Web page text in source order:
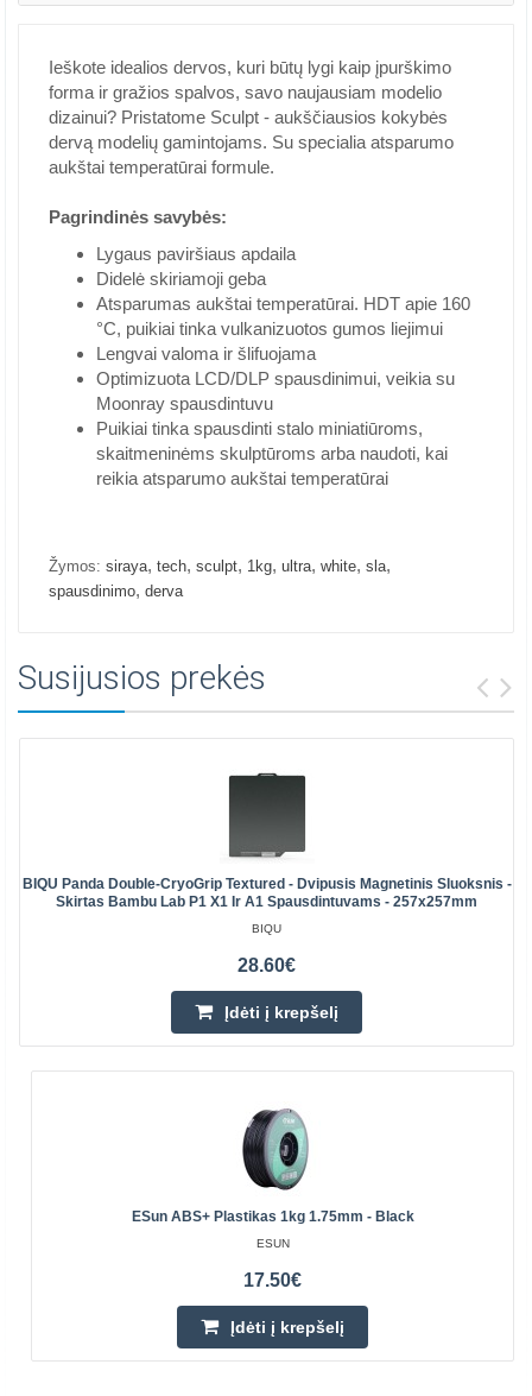
Ieškote idealios dervos, kuri būtų lygi kaip įpurškimo
forma ir gražios spalvos, savo naujausiam modelio
dizainui? Pristatome Sculpt - aukščiausios kokybės
dervą modelių gamintojams. Su specialia atsparumo
aukštai temperatūrai formule.
Pagrindinės savybės:
Lygaus paviršiaus apdaila
Didelė skiriamoji geba
Atsparumas aukštai temperatūrai. HDT apie 160
°C, puikiai tinka vulkanizuotos gumos liejimui
Lengvai valoma ir šlifuojama
Optimizuota LCD/DLP spausdinimui, veikia su
Moonray spausdintuvu
Puikiai tinka spausdinti stalo miniatiūroms,
skaitmeninėms skulptūroms arba naudoti, kai
reikia atsparumo aukštai temperatūrai
Žymos: siraya, tech, sculpt, 1kg, ultra, white, sla,
spausdinimo, derva
Susijusios prekės
BIQU Panda Double-CryoGrip Textured - Dvipusis Magnetinis Sluoksnis -
Skirtas Bambu Lab P1 X1 Ir A1 Spausdintuvams - 257x257mm
BIQU
28.60€
Įdėti į krepšelį
ESun ABS+ Plastikas 1kg 1.75mm - Black
ESUN
17.50€
Įdėti į krepšelį